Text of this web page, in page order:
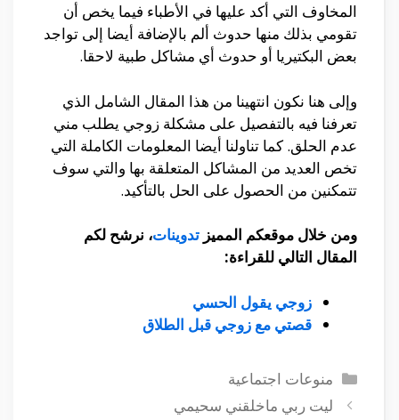
المخاوف التي أكد عليها في الأطباء فيما يخص أن
تقومي بذلك منها حدوث ألم بالإضافة أيضا إلى تواجد
بعض البكتيريا أو حدوث أي مشاكل طبية لاحقا.
وإلى هنا نكون انتهينا من هذا المقال الشامل الذي
تعرفنا فيه بالتفصيل على مشكلة زوجي يطلب مني
عدم الحلق. كما تناولنا أيضا المعلومات الكاملة التي
تخص العديد من المشاكل المتعلقة بها والتي سوف
تتمكنين من الحصول على الحل بالتأكيد.
ومن خلال موقعكم المميز تدوينات، نرشح لكم
المقال التالي للقراءة:
زوجي يقول الحسي
قصتي مع زوجي قبل الطلاق
التصنيفات
منوعات اجتماعية
ليت ربي ماخلقني سحيمي